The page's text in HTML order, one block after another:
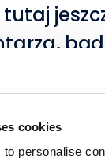
cookies
personalise